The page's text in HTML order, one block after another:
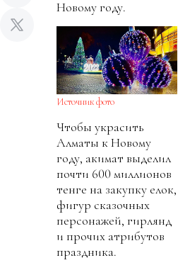
Новому году.
Источник фото
Чтобы украсить
Алматы к Новому
году, акимат выделил
почти 600 миллионов
тенге на закупку елок,
фигур сказочных
персонажей, гирлянд
и прочих атрибутов
праздника.